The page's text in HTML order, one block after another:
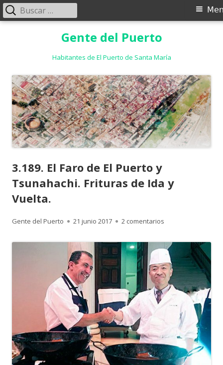
Gente del Puerto
Habitantes de El Puerto de Santa María
Menú
Buscar:
3.189. El Faro de El Puerto y
Tsunahachi. Frituras de Ida y
Vuelta.
Autor
Gente del Puerto
Publicado
21 junio 2017 2 comentarios